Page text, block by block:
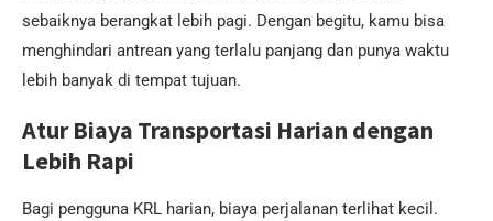
sebaiknya berangkat lebih pagi. Dengan begitu, kamu bisa
menghindari antrean yang terlalu panjang dan punya waktu
lebih banyak di tempat tujuan.
Atur Biaya Transportasi Harian dengan
Lebih Rapi
Bagi pengguna KRL harian, biaya perjalanan terlihat kecil.